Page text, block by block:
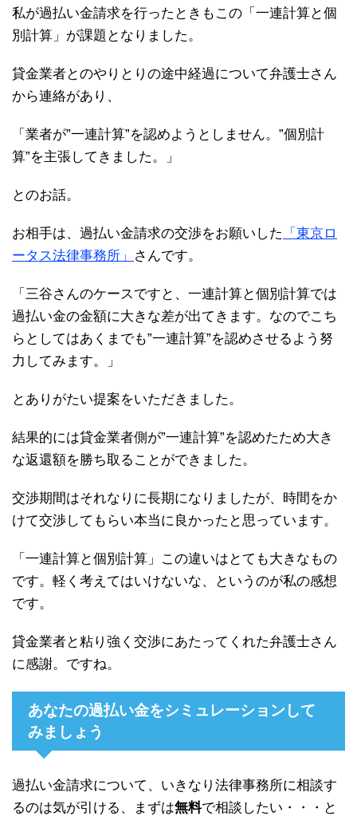
私が過払い金請求を行ったときもこの「一連計算と個
別計算」が課題となりました。
貸金業者とのやりとりの途中経過について弁護士さん
から連絡があり、
「業者が”一連計算”を認めようとしません。”個別計
算”を主張してきました。」
とのお話。
お相手は、過払い金請求の交渉をお願いした
「東京ロ
ータス法律事務所」
さんです。
「三谷さんのケースですと、一連計算と個別計算では
過払い金の金額に大きな差が出てきます。なのでこち
らとしてはあくまでも”一連計算”を認めさせるよう努
力してみます。」
とありがたい提案をいただきました。
結果的には貸金業者側が”一連計算”を認めたため大き
な返還額を勝ち取ることができました。
交渉期間はそれなりに長期になりましたが、時間をか
けて交渉してもらい本当に良かったと思っています。
「一連計算と個別計算」この違いはとても大きなもの
です。軽く考えてはいけないな、というのが私の感想
です。
貸金業者と粘り強く交渉にあたってくれた弁護士さん
に感謝。ですね。
あなたの過払い金をシミュレーションして
みましょう
過払い金請求について、いきなり法律事務所に相談す
るのは気が引ける、まずは無料で相談したい・・・と